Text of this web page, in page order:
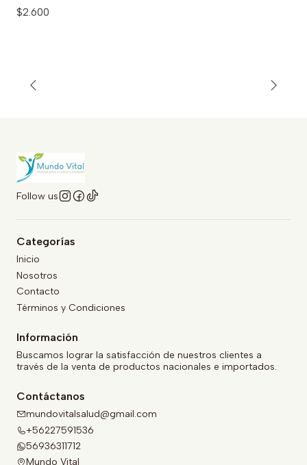
$2.600
Follow us
Categorías
Inicio
Nosotros
Contacto
Términos y Condiciones
Información
Buscamos lograr la satisfacción de nuestros clientes a
través de la venta de productos nacionales e importados.
Contáctanos
mundovitalsalud@gmail.com
+56227591536
56936311712
Mundo Vital